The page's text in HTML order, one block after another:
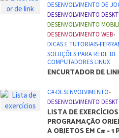
DESENVOLVIMENTO DE
DESENVOLVIMENTO
DESENVOLVIMENTO
DESENVOLVIMENTO WEB•
DICAS E TUTORIAIS•
SOLUÇÕES PARA REDE DE
COMPUTADORES LINUX
ENCURTADOR DE
C#•DESENVOLVIMENTO•
DESENVOLVIMENTO
LISTA DE
PROGRAMAÇÃO
A OBJETOS EM C# – 1